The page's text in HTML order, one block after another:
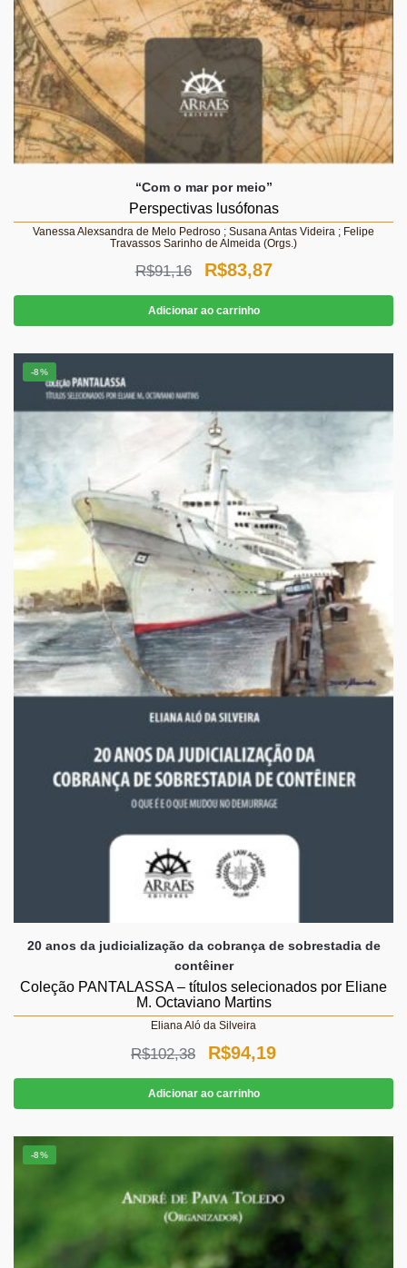
“Com o mar por meio”
Perspectivas lusófonas
Vanessa Alexsandra de Melo Pedroso ; Susana Antas Videira ; Felipe
Travassos Sarinho de Almeida (Orgs.)
R$91,16
O
preço
original
era:
R$83,87O
preço
atual
é:
Adicionar ao carrinho
-8%
20 anos da judicialização da cobrança de sobrestadia de
contêiner
Coleção PANTALASSA – títulos selecionados por Eliane
M. Octaviano Martins
Eliana Aló da Silveira
R$102,38
O
preço
original
era:
R$94,19O
preço
atual
é:
Adicionar ao carrinho
-8%